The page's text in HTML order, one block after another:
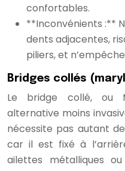
confortables.
**Inconvénients :**
dents adjacentes,
piliers, et
Bridges collés
Le bridge collé, ou
alternative moins
nécessite pas autant
car il est fixé à
ailettes métalliques